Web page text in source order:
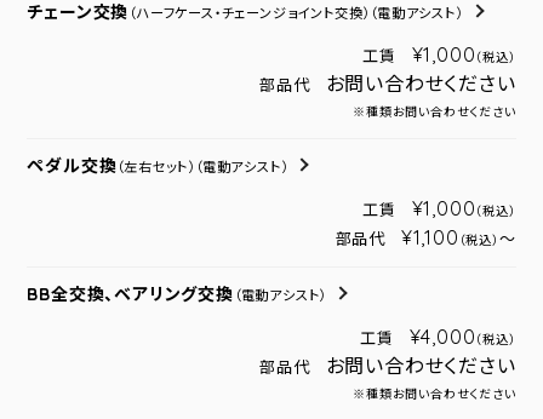
チェーン交換 （ハーフケース・チェーンジョイント交換） （電動アシスト）
工賃 ¥1,000 （税込）
部品代 お問い合わせください
※種類お問い合わせください
ペダル交換 （左右セット） （電動アシスト）
工賃 ¥1,000 （税込）
部品代 ¥1,100 （税込） ～
BB全交換、ベアリング交換 （電動アシスト）
工賃 ¥4,000 （税込）
部品代 お問い合わせください
※種類お問い合わせください